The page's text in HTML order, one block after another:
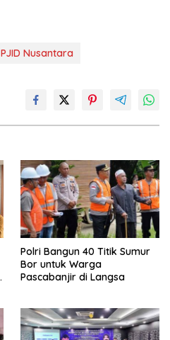
PJID Nusantara
Polri Bangun 40 Titik Sumur
Bor untuk Warga
Pascabanjir di Langsa